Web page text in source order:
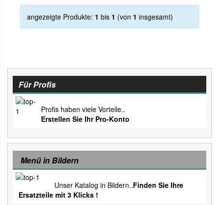
angezeigte Produkte: 1 bis 1 (von 1 insgesamt)
Für Profis
Profis haben viele Vorteile..
Erstellen Sie Ihr Pro-Konto
Menü in Bildern
Unser Katalog in Bildern..Finden Sie Ihre
Ersatzteile mit 3 Klicks !